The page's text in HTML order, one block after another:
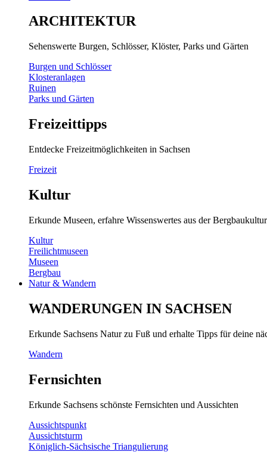
ARCHITEKTUR
Sehenswerte Burgen, Schlösser, Klöster, Parks und Gärten
Burgen und Schlösser
Klosteranlagen
Ruinen
Parks und Gärten
Freizeittipps
Entdecke Freizeitmöglichkeiten in Sachsen
Freizeit
Kultur
Erkunde Museen, erfahre Wissenswertes aus der
Kultur
Freilichtmuseen
Museen
Bergbau
Natur & Wandern
WANDERUNGEN IN SACHSEN
Erkunde Sachsens Natur zu Fuß und erhalte Tipps für deine
Wandern
Fernsichten
Erkunde Sachsens schönste Fernsichten und Aussichten
Aussichtspunkt
Aussichtsturm
Königlich-Sächsische Triangulierung